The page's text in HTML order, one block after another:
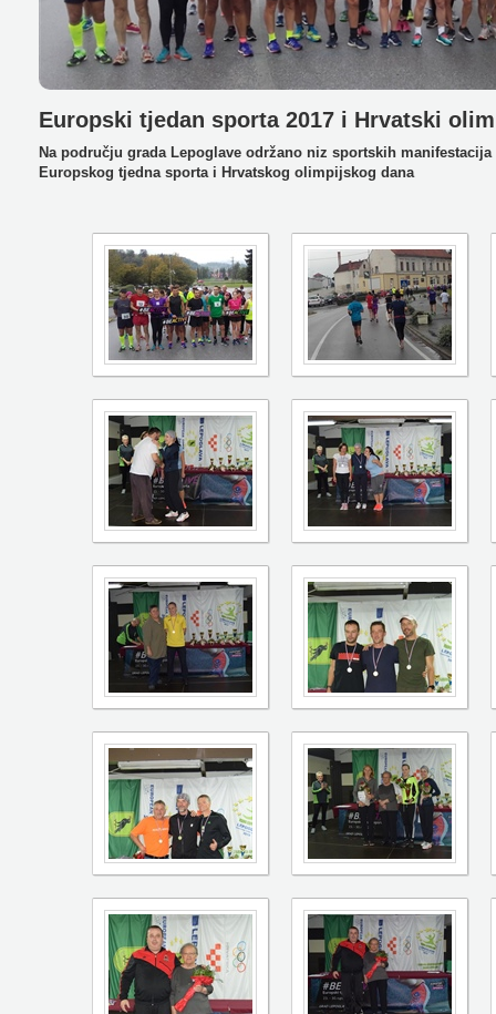
Europski tjedan sporta 2017 i Hrvatski
Na području grada Lepoglave održano niz sportskih
Europskog tjedna sporta i Hrvatskog olimpijskog dana